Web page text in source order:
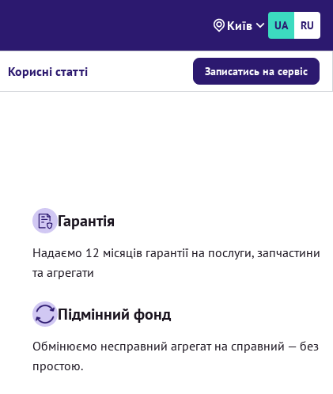
Київ UA RU
Корисні статті Записатись на сервіс
Гарантія
Надаємо 12 місяців гарантії на послуги, запчастини
та агрегати
Підмінний фонд
Обмінюємо несправний агрегат на справний — без
простою.